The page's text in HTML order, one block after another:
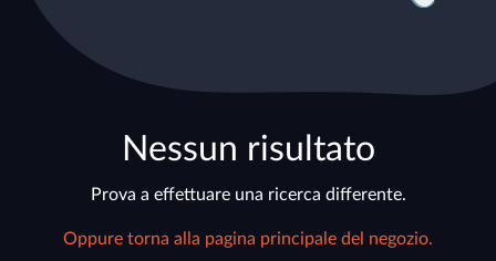
Nessun risultato
Prova a effettuare una ricerca differente.
Oppure torna alla pagina principale del negozio.